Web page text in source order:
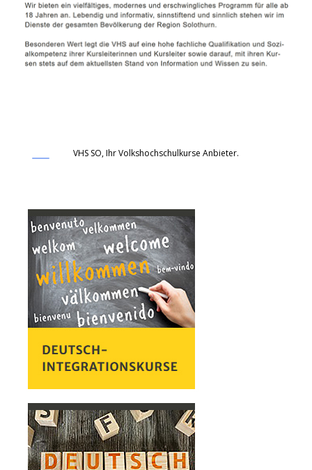
VHS SO, Ihr Volkshochschulkurse Anbieter.